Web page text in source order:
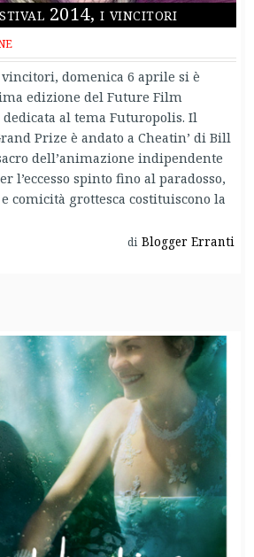
2014, i vincitori
domenica 6 aprile si è
edizione del Future Film
al tema Futuropolis. Il
Prize è andato a Cheatin’ di Bill
dell’animazione indipendente
l’eccesso spinto fino al paradosso,
comicità grottesca costituiscono la
di Blogger Erranti